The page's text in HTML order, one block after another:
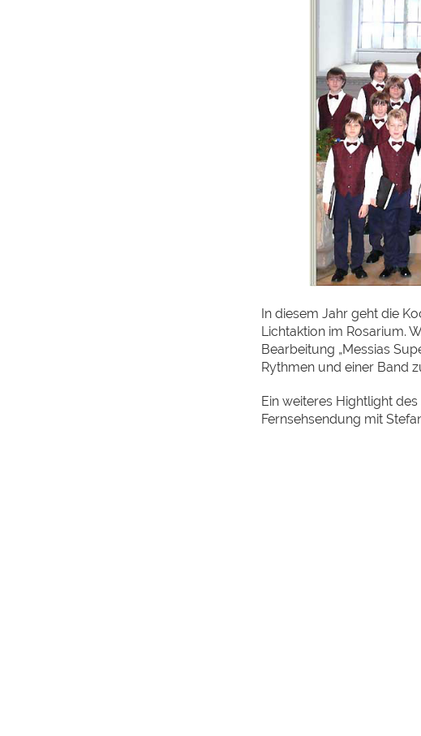
In diesem Jahr geht die
Lichtaktion im Rosarium.
Bearbeitung „Messias
Rythmen und einer Band
Ein weiteres Hightlight
Fernsehsendung mit